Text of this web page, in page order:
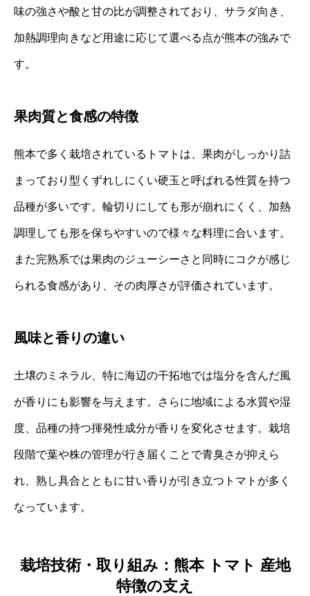
味の強さや酸と甘の比が調整されており、サラダ向き、
加熱調理向きなど用途に応じて選べる点が熊本の強みで
す。
果肉質と食感の特徴
熊本で多く栽培されているトマトは、果肉がしっかり詰
まっており型くずれしにくい硬玉と呼ばれる性質を持つ
品種が多いです。輪切りにしても形が崩れにくく、加熱
調理しても形を保ちやすいので様々な料理に合います。
また完熟系では果肉のジューシーさと同時にコクが感じ
られる食感があり、その肉厚さが評価されています。
風味と香りの違い
土壌のミネラル、特に海辺の干拓地では塩分を含んだ風
が香りにも影響を与えます。さらに地域による水質や湿
度、品種の持つ揮発性成分が香りを変化させます。栽培
段階で葉や株の管理が行き届くことで青臭さが抑えら
れ、熟し具合とともに甘い香りが引き立つトマトが多く
なっています。
栽培技術・取り組み：熊本 トマト 産地
特徴の支え